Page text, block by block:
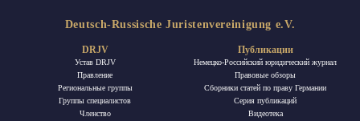
Deutsch-Russische Juristenvereinigung e.V.
DRJV
Устав DRJV
Правление
Региональные группы
Группы специалистов
Членство
Публикации
Немецко-Российский юридический журнал
Правовые обзоры
Сборники статей по праву Германии
Ceрия публикаций
Видеотека